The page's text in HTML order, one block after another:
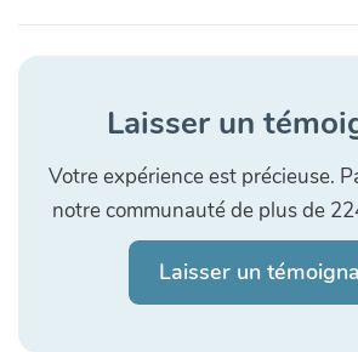
Laisser un
Votre expérience est précieuse.
notre communauté de plus de
Laisser un